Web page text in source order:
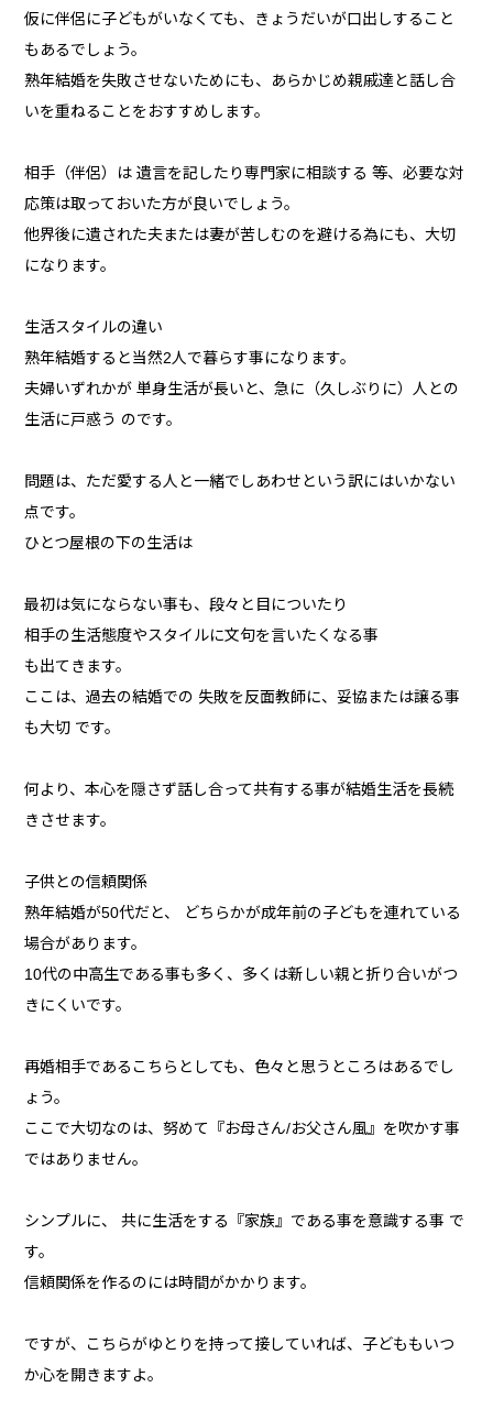
仮に伴侶に子どもがいなくても、きょうだいが口出しすること
もあるでしょう。
熟年結婚を失敗させないためにも、あらかじめ親戚達と話し合
いを重ねることをおすすめします。
相手（伴侶）は 遺言を記したり専門家に相談する 等、必要な対
応策は取っておいた方が良いでしょう。
他界後に遺された夫または妻が苦しむのを避ける為にも、大切
になります。
生活スタイルの違い
熟年結婚すると当然2人で暮らす事になります。
夫婦いずれかが 単身生活が長いと、急に（久しぶりに）人との
生活に戸惑う のです。
問題は、ただ愛する人と一緒でしあわせという訳にはいかない
点です。
ひとつ屋根の下の生活は
最初は気にならない事も、段々と目についたり
相手の生活態度やスタイルに文句を言いたくなる事
も出てきます。
ここは、過去の結婚での 失敗を反面教師に、妥協または譲る事
も大切 です。
何より、本心を隠さず話し合って共有する事が結婚生活を長続
きさせます。
子供との信頼関係
熟年結婚が50代だと、 どちらかが成年前の子どもを連れている
場合があります。
10代の中高生である事も多く、多くは新しい親と折り合いがつ
きにくいです。
再婚相手であるこちらとしても、色々と思うところはあるでし
ょう。
ここで大切なのは、努めて『お母さん/お父さん風』を吹かす事
ではありません。
シンプルに、 共に生活をする『家族』である事を意識する事 で
す。
信頼関係を作るのには時間がかかります。
ですが、こちらがゆとりを持って接していれば、子どももいつ
か心を開きますよ。